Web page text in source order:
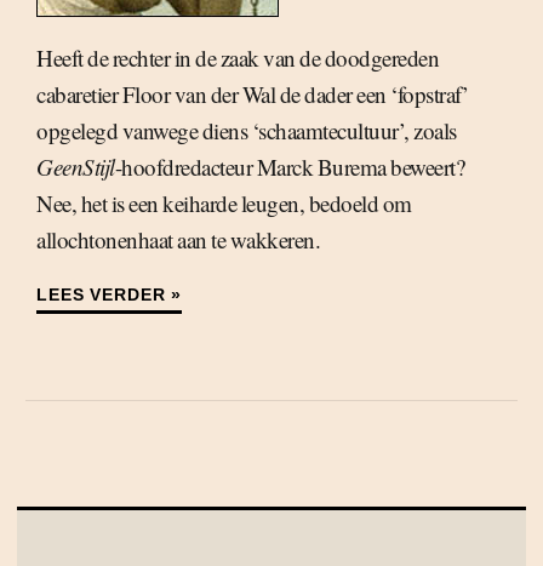
Heeft de rechter in de zaak van de doodgereden
cabaretier Floor van der Wal de dader een ‘fopstraf’
opgelegd vanwege diens ‘schaamtecultuur’, zoals
GeenStijl-hoofdredacteur Marck Burema beweert?
Nee, het is een keiharde leugen, bedoeld om
allochtonenhaat aan te wakkeren.
LEES VERDER »